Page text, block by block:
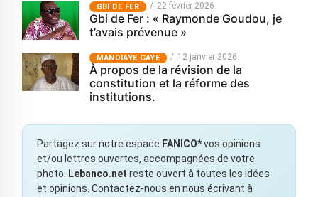
GBI DE FER 22 février 2026
Gbi de Fer : « Raymonde Goudou, je
t’avais prévenue »
MANDIAYE GAYE 12 janvier 2026
À propos de la révision de la
constitution et la réforme des
institutions.
Partagez sur notre espace FANICO*vos opinions
et/ou lettres ouvertes, accompagnées de votre
photo.
Lebanco.net reste ouvert à toutes les idées
et opinions. Contactez-nous en nous écrivant à